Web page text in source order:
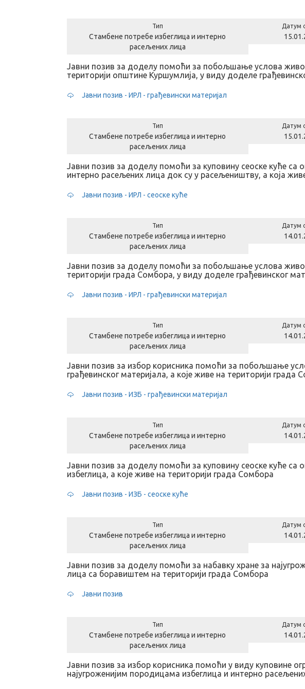
Тип
Стамбене потребе избеглица и интерно
расељених лица
Датум
Јавни позив за доделу помоћи за побољшање услова
територији општине Куршумлија, у виду доделе
Јавни позив - ИРЛ - грађевински материјал
Тип
Стамбене потребе избеглица и интерно
расељених лица
Датум
Јавни позив за доделу помоћи за куповину сеоске куће
интерно расељених лица док су у расељеништву, а која
Јавни позив - ИРЛ - сеоске куће
Тип
Стамбене потребе избеглица и интерно
расељених лица
Датум
Јавни позив за доделу помоћи за побољшање услова
територији града Сомбора, у виду доделе грађевинског
Јавни позив - ИРЛ - грађевински материјал
Тип
Стамбене потребе избеглица и интерно
расељених лица
Датум
Јавни позив за избор корисника помоћи за побољшање
грађевинског материјала, а које живе на територији града
Јавни позив - ИЗБ - грађевински материјал
Тип
Стамбене потребе избеглица и интерно
расељених лица
Датум
Јавни позив за доделу помоћи за куповину сеоске куће
избеглица, а које живе на територији града Сомбора
Јавни позив - ИЗБ - сеоске куће
Тип
Стамбене потребе избеглица и интерно
расељених лица
Датум
Јавни позив за доделу помоћи за набавку хране за
лица са боравиштем на територији града Сомбора
Јавни позив
Тип
Стамбене потребе избеглица и интерно
расељених лица
Датум
Јавни позив за избор корисника помоћи у виду куповине
најугроженијим породицама избеглица и интерно